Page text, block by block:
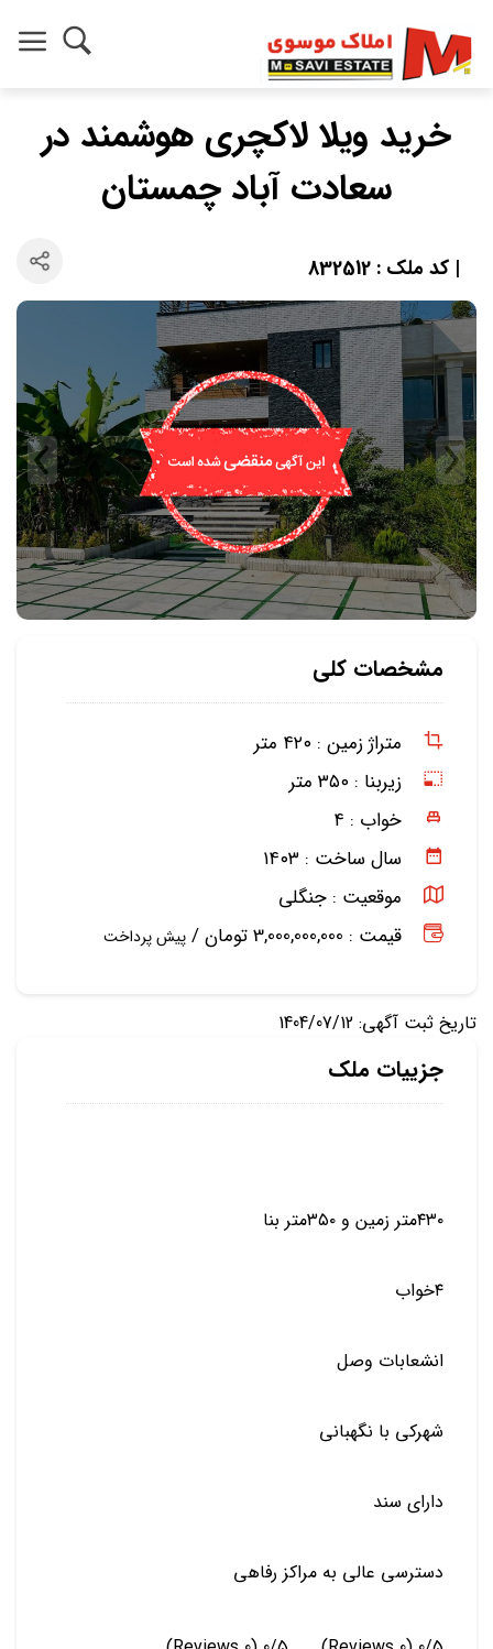
خرید ویلا لاکچری هوشمند در
سعادت آباد چمستان
| کد ملک : 832512
مشخصات کلی
متراژ زمین : ۴۲۰ متر
زیربنا : ۳۵۰ متر
خواب : ۴
سال ساخت : ۱۴۰۳
موقعیت : جنگلی
قیمت : 3,000,000,000 تومان /
پیش پرداخت
تاریخ ثبت آگهی: 1404/07/12
جزییات ملک
۴۳۰متر زمین و ۳۵۰متر بنا
۴خواب
انشعابات وصل
شهرکی با نگهبانی
دارای سند
دسترسی عالی به مراکز رفاهی